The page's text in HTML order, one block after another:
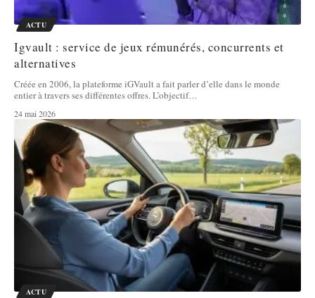
ACTU
Igvault : service de jeux rémunérés, concurrents et
alternatives
Créée en 2006, la plateforme iGVault a fait parler d’elle dans le monde
entier à travers ses différentes offres. L’objectif…
24 mai 2026
ACTU